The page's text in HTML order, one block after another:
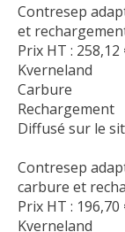
Contresep
et
Prix HT : 258,12
Kverneland
Carbure
Rechargement
Diffusé sur le
Contresep
carbure et
Prix HT : 196,70
Kverneland